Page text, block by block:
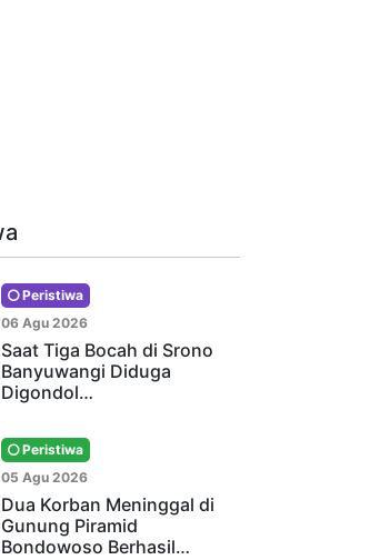
Peristiwa
06 Agu 2026
Saat Tiga Bocah di Srono
Banyuwangi Diduga
Digondol…
Peristiwa
05 Agu 2026
Dua Korban Meninggal di
Gunung Piramid
Bondowoso Berhasil…